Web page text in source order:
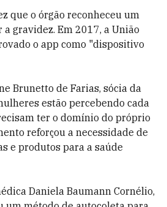
que o órgão reconheceu um
gravidez. Em 2017, a União
o app como "dispositivo
Brunetto de Farias, sócia da
estão percebendo cada
ter o domínio do próprio
reforçou a necessidade de
e produtos para a saúde
Daniela Baumann Cornélio,